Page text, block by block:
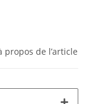
propos de l’article